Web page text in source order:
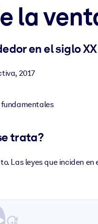
la
en el siglo
, 2017
trata?
Las leyes que inciden